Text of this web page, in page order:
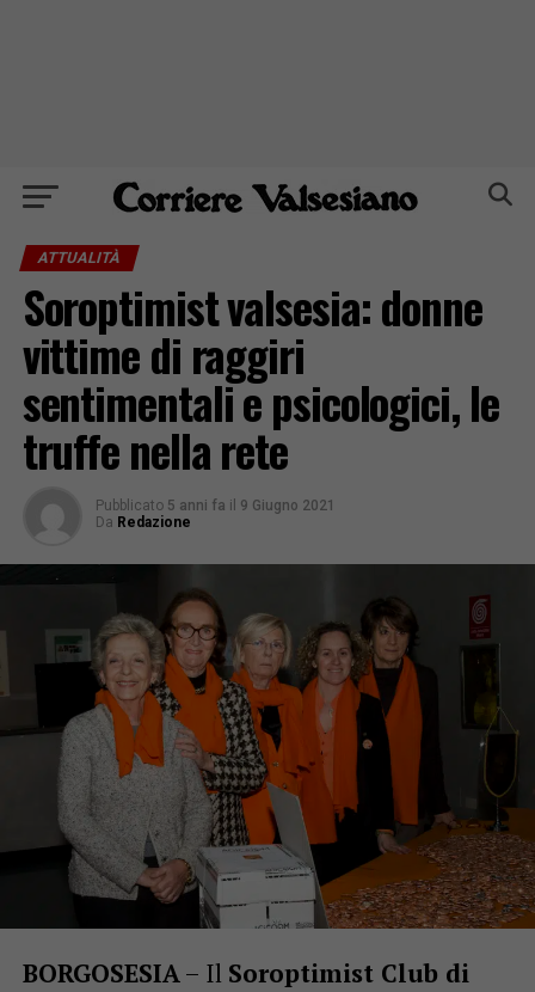
ATTUALITÀ
Soroptimist valsesia: donne
vittime di raggiri
sentimentali e psicologici, le
truffe nella rete
Pubblicato 5 anni fa il 9 Giugno 2021
Da Redazione
BORGOSESIA– Il Soroptimist Club di